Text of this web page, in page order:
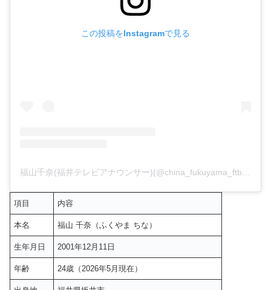
この投稿をInstagramで見る
項目 内容
本名 福山 千奈（ふくやま ちな）
生年月日 2001年12月11日
年齢 24歳（2026年5月現在）